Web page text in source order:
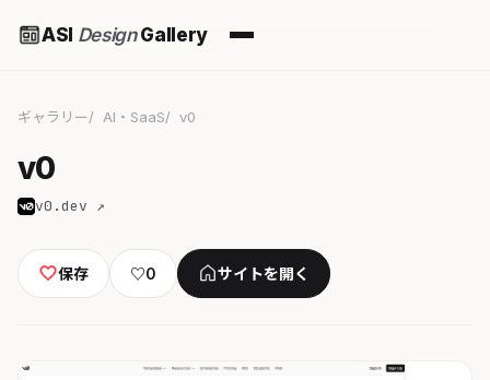
ASI DesignGallery
ギャラリー AI・SaaS v0
v0
v0.dev ↗
保存 ♡0 サイトを開く